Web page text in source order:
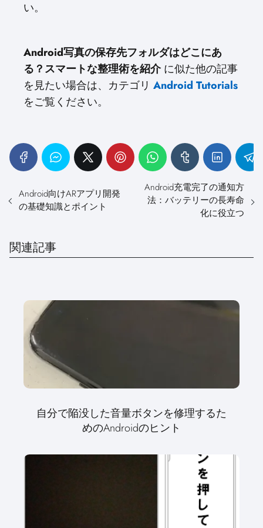
い。
Android写真の保存先フォルダはどこにあ
る？スマートな整理術を紹介に似た他の記事
を見たい場合は、カテゴリ Android Tutorials
をご覧ください。
Android向けARアプリ開発
の基礎知識とポイント
Android充電完了の通知方
法：バッテリーの長寿命
化に役立つ
関連記事
自分で陥没した音量ボタンを修理するた
めのAndroidのヒント